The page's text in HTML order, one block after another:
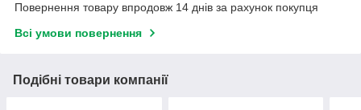
Повернення товару впродовж 14 днів за рахунок покупця
Всі умови повернення
Подібні товари компанії